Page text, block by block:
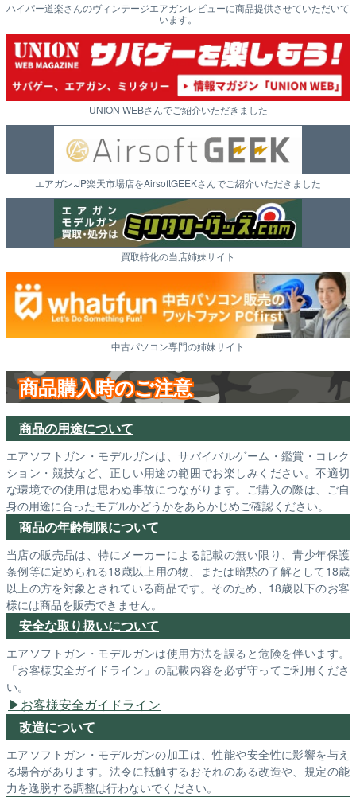
ハイパー道楽さんのヴィンテージエアガンレビューに商品提供させていただいて
います。
UNION WEBさんでご紹介いただきました
エアガン.JP楽天市場店をAirsoftGEEKさんでご紹介いただきました
買取特化の当店姉妹サイト
中古パソコン専門の姉妹サイト
商品購入時のご注意
商品の用途について
エアソフトガン・モデルガンは、サバイバルゲーム・鑑賞・コレク
ション・競技など、正しい用途の範囲でお楽しみください。不適切
な環境での使用は思わぬ事故につながります。ご購入の際は、ご自
身の用途に合ったモデルかどうかをあらかじめご確認ください。
商品の年齢制限について
当店の販売品は、特にメーカーによる記載の無い限り、青少年保護
条例等に定められる18歳以上用の物、または暗黙の了解として18歳
以上の方を対象とされている商品です。そのため、18歳以下のお客
様には商品を販売できません。
安全な取り扱いについて
エアソフトガン・モデルガンは使用方法を誤ると危険を伴います。
「お客様安全ガイドライン」の記載内容を必ず守ってご利用くださ
い。
お客様安全ガイドライン
改造について
エアソフトガン・モデルガンの加工は、性能や安全性に影響を与え
る場合があります。法令に抵触するおそれのある改造や、規定の能
力を逸脱する調整は行わないでください。